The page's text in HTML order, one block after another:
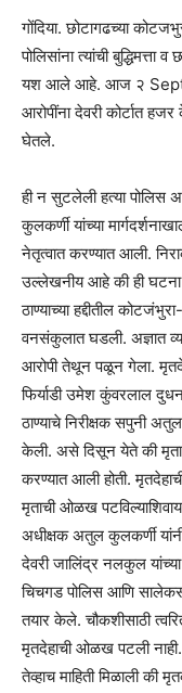
गोंदिया. छोटागढच्या
पोलिसांना त्यांची
यश आले आहे. आज २
आरोपींना देवरी कोर्टात
घेतले.
ही न सुटलेली हत्या पोलिस
कुलकर्णी यांच्या
नेतृत्वात करण्यात आली.
उल्लेखनीय आहे की ही घटना
ठाण्याच्या हद्दीतील
वनसंकुलात घडली. अज्ञात
आरोपी तेथून पळून गेला.
फिर्याडी उमेश कुंवरलाल
ठाण्याचे निरीक्षक सपुनी
केली. असे दिसून येते की
करण्यात आली होती.
मृताची ओळख
अधीक्षक अतुल कुलकर्णी
देवरी जालिंद्र नलकुल
चिचगड पोलिस आणि
तयार केले. चौकशीसाठी
मृतदेहाची ओळख पटली
तेव्हाच माहिती मिळाली की